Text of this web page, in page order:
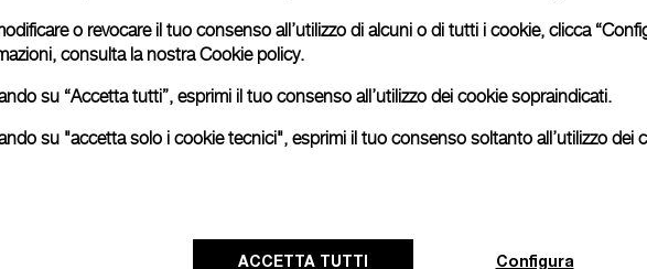
esattamente al prodotto
o revocare il tuo consenso all’utilizzo di alcuni o di tutti i cookie, clicca
consulta la nostraCookie policy.
su “Accetta tutti”, esprimi il tuo consenso all’utilizzo dei cookie sopraindicati.
su "accetta solo i cookie tecnici", esprimi il tuo consenso soltanto all’utilizzo dei
ACCETTA TUTTI Configura